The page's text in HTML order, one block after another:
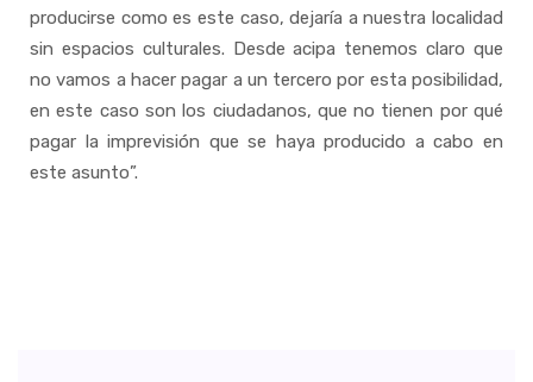
producirse como es este caso, dejaría a nuestra localidad
sin espacios culturales. Desde acipa tenemos claro que
no vamos a hacer pagar a un tercero por esta posibilidad,
en este caso son los ciudadanos, que no tienen por qué
pagar la imprevisión que se haya producido a cabo en
este asunto”.